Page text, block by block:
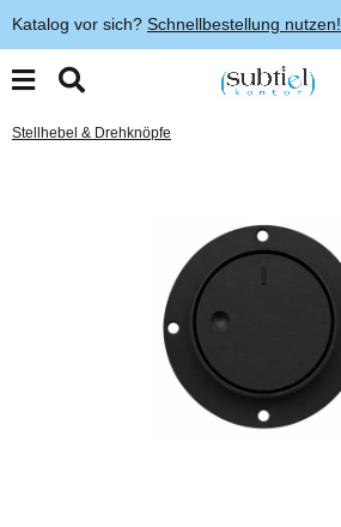
Katalog vor sich? Schnellbestellung nutzen!
Stellhebel & Drehknöpfe